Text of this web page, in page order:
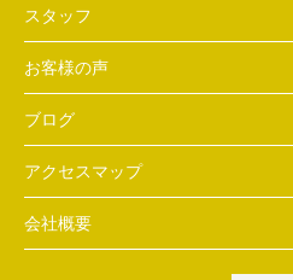
スタッフ
お客様の声
ブログ
アクセスマップ
会社概要